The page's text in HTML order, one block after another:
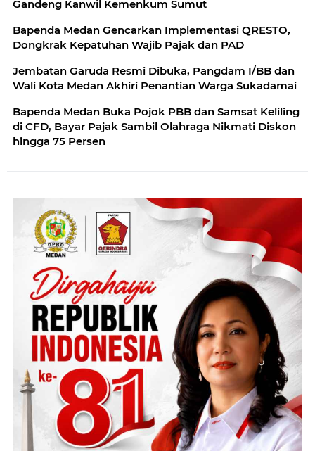
Gandeng Kanwil Kemenkum Sumut
Bapenda Medan Gencarkan Implementasi QRESTO,
Dongkrak Kepatuhan Wajib Pajak dan PAD
Jembatan Garuda Resmi Dibuka, Pangdam I/BB dan
Wali Kota Medan Akhiri Penantian Warga Sukadamai
Bapenda Medan Buka Pojok PBB dan Samsat Keliling
di CFD, Bayar Pajak Sambil Olahraga Nikmati Diskon
hingga 75 Persen